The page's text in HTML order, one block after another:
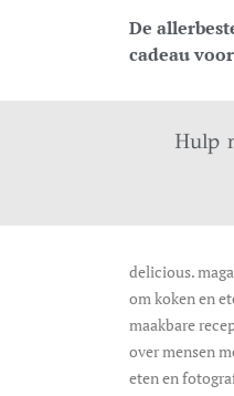
De
cadeau
Hulp
delicious.
om koken en
maakbare
over mensen
eten en